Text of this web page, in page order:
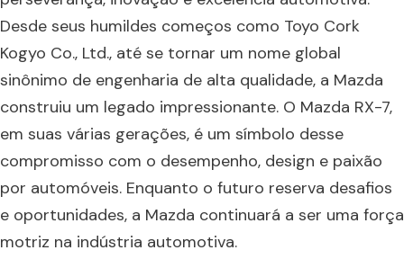
Desde seus humildes começos como Toyo Cork
Kogyo Co., Ltd., até se tornar um nome global
sinônimo de engenharia de alta qualidade, a Mazda
construiu um legado impressionante. O Mazda RX-7,
em suas várias gerações, é um símbolo desse
compromisso com o desempenho, design e paixão
por automóveis. Enquanto o futuro reserva desafios
e oportunidades, a Mazda continuará a ser uma força
motriz na indústria automotiva.